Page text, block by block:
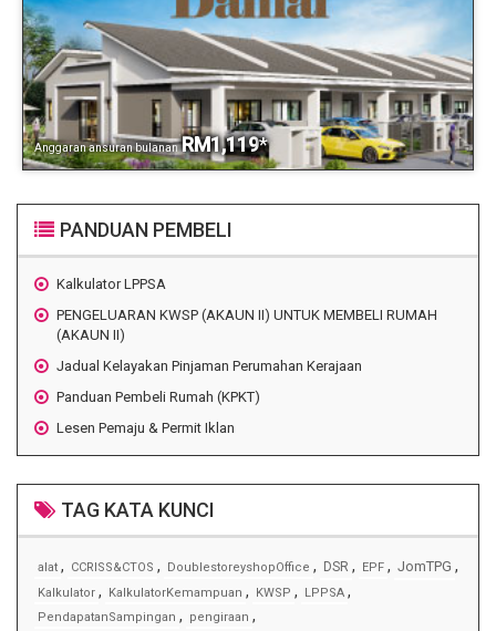
Anggaran ansuran bulanan RM1,119*
PANDUAN PEMBELI
Kalkulator LPPSA
PENGELUARAN KWSP (AKAUN II) UNTUK MEMBELI RUMAH
(AKAUN II)
Jadual Kelayakan Pinjaman Perumahan Kerajaan
Panduan Pembeli Rumah (KPKT)
Lesen Pemaju & Permit Iklan
TAG KATA KUNCI
alat , CCRISS&CTOS , DoublestoreyshopOffice , DSR , EPF , JomTPG ,
Kalkulator , KalkulatorKemampuan , KWSP , LPPSA ,
PendapatanSampingan , pengiraan ,